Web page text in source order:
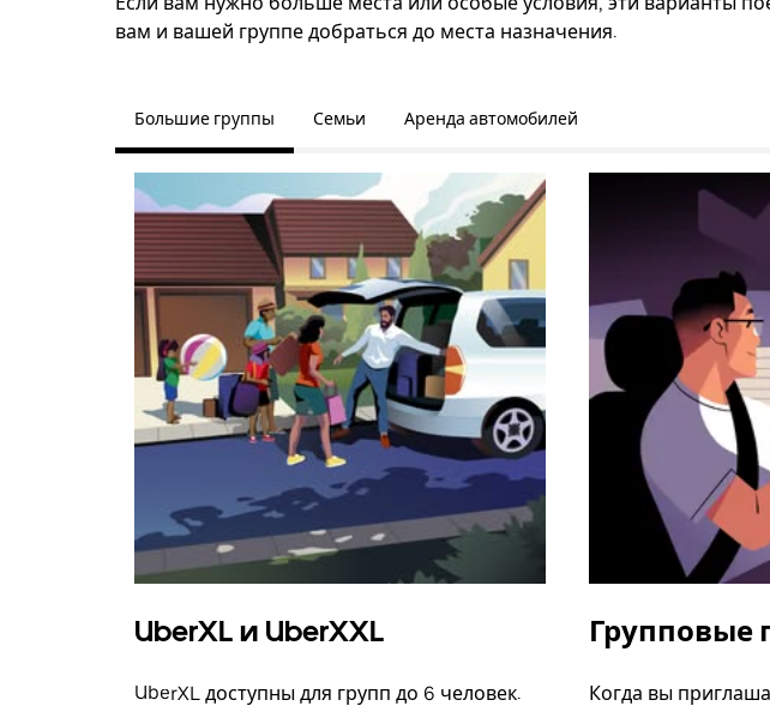
вам и вашей группе добраться до места назначения.
Большие группы Семьи Аренда автомобилей
UberXL и UberXXL
UberXL доступны для групп до 6 человек.
Групповые
Когда вы